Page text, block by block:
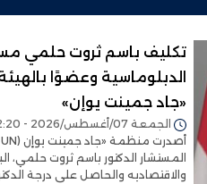
تكليف باسم ثروت حلمي
الدبلوماسية وعضوًا
«جاد جمينت يوإن»
الجمعة 07/أغسطس/2026 - 02:20 م
المستشار الدكتور باسم ثروت حلمي،
والاقتصاديه والحاصل على درجة